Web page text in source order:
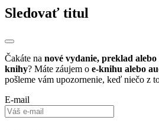
Sledovať titul
Čakáte na nové vydanie, preklad
knihy? Máte záujem o e-knihu alebo
pošleme vám upozornenie, keď niečo z
E-mail